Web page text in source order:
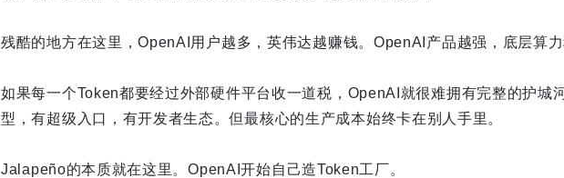
残酷的地方在这里，OpenAI用户越多，英伟达越赚钱。OpenAI产品越强，底层算
如果每一个Token都要经过外部硬件平台收一道税，OpenAI就很难拥有完整的护城
型，有超级入口，有开发者生态。但最核心的生产成本始终卡在别人手里。
Jalapeño的本质就在这里。OpenAI开始自己造Token工厂。